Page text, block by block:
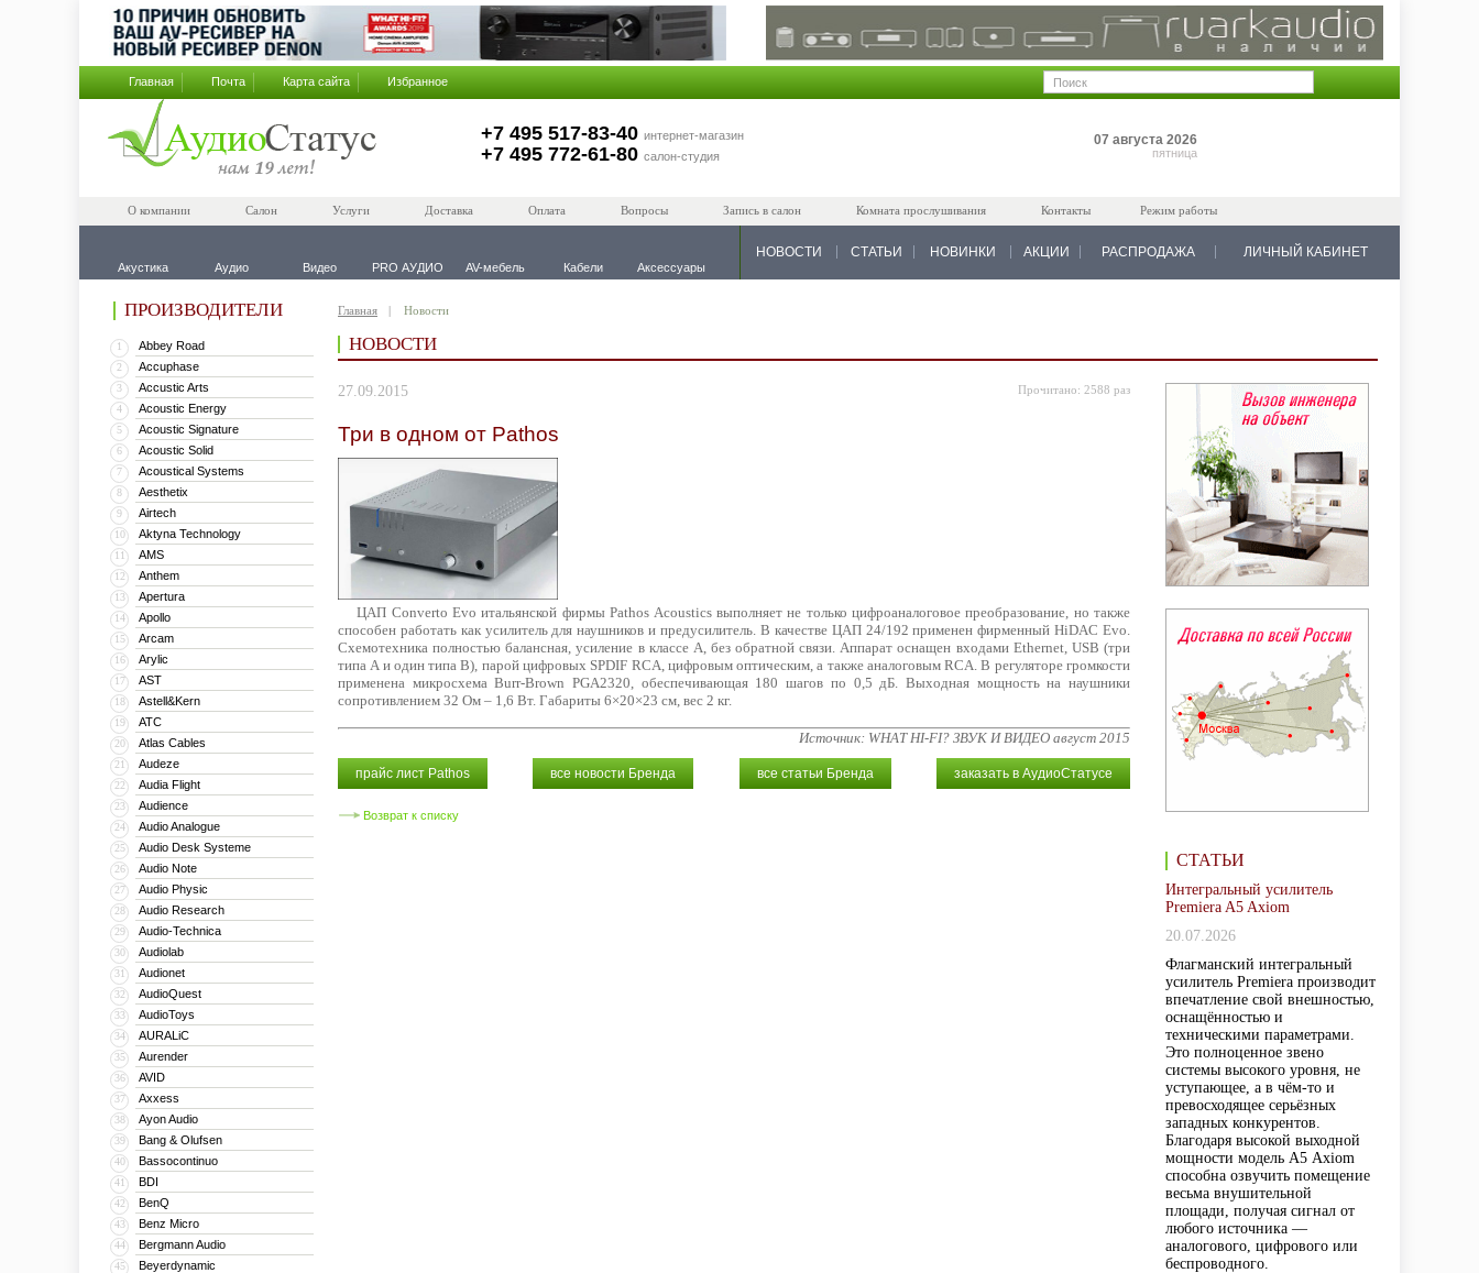
Главная Почта Карта сайта Избранное
+7 495 517-83-40 интернет-магазин
+7 495 772-61-80 салон-студия
07 августа 2026
пятница
О компании Салон Услуги Доставка Оплата Вопросы Запись в салон Комната прослушивания Контакты Режим работы
Акустика Аудио Видео PRO АУДИО AV-мебель Кабели Аксессуары
НОВОСТИ СТАТЬИ НОВИНКИ АКЦИИ РАСПРОДАЖА ЛИЧНЫЙ КАБИНЕТ
ПРОИЗВОДИТЕЛИ
1 Abbey Road
2 Accuphase
3 Accustic Arts
4 Acoustic Energy
5 Acoustic Signature
6 Acoustic Solid
7 Acoustical Systems
8 Aesthetix
9 Airtech
10 Aktyna Technology
11 AMS
12 Anthem
13 Apertura
14 Apollo
15 Arcam
16 Arylic
17 AST
18 Astell&Kern
19 ATC
20 Atlas Cables
21 Audeze
22 Audia Flight
23 Audience
24 Audio Analogue
25 Audio Desk Systeme
26 Audio Note
27 Audio Physic
28 Audio Research
29 Audio-Technica
30 Audiolab
31 Audionet
32 AudioQuest
33 AudioToys
34 AURALiC
35 Aurender
36 AVID
37 Axxess
38 Ayon Audio
39 Bang & Olufsen
40 Bassocontinuo
41 BDI
42 BenQ
43 Benz Micro
44 Bergmann Audio
45 Beyerdynamic
Главная Новости
НОВОСТИ
СТАТЬИ
Интегральный усилитель
Premiera A5 Axiom
20.07.2026
Флагманский интегральный
усилитель Premiera производит
впечатление свой внешностью,
оснащённостью и
техническими параметрами.
Это полноценное звено
системы высокого уровня, не
уступающее, а в чём-то и
превосходящее серьёзных
западных конкурентов.
Благодаря высокой выходной
мощности модель А5 Axiom
способна озвучить помещение
весьма внушительной
площади, получая сигнал от
любого источника —
аналогового, цифрового или
беспроводного.
27.09.2015 Прочитано: 2588 раз
Три в одном от Pathos
ЦАП Converto Evo итальянской фирмы Pathos Acoustics выполняет не только цифроаналоговое преобразование, но также
способен работать как усилитель для наушников и предусилитель. В качестве ЦАП 24/192 применен фирменный HiDAC Evo.
Схемотехника полностью балансная, усиление в классе A, без обратной связи. Аппарат оснащен входами Ethernet, USB (три
типа A и один типа B), парой цифровых SPDIF RCA, цифровым оптическим, а также аналоговым RCA. В регуляторе громкости
применена микросхема Burr-Brown PGA2320, обеспечивающая 180 шагов по 0,5 дБ. Выходная мощность на наушники
сопротивлением 32 Ом – 1,6 Вт. Габариты 6×20×23 см, вес 2 кг.
Источник: WHAT HI-FI? ЗВУК И ВИДЕО август 2015
прайс лист Pathos все новости Бренда все статьи Бренда заказать в АудиоСтатусе
Возврат к списку